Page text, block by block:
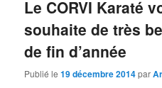
Le CORVI Karaté
souhaite de très
de fin d’année
Publié le19 décembre 2014par